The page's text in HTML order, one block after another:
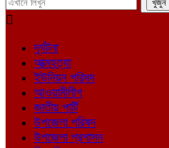
দূর্ঘটনা
আত্মহত্যা
ইউনিয়ন পরিষদ
আওয়ামীলীগ
জাতীয় পার্টি
উপজেলা পরিষদ
উপজেলা প্রশাসন